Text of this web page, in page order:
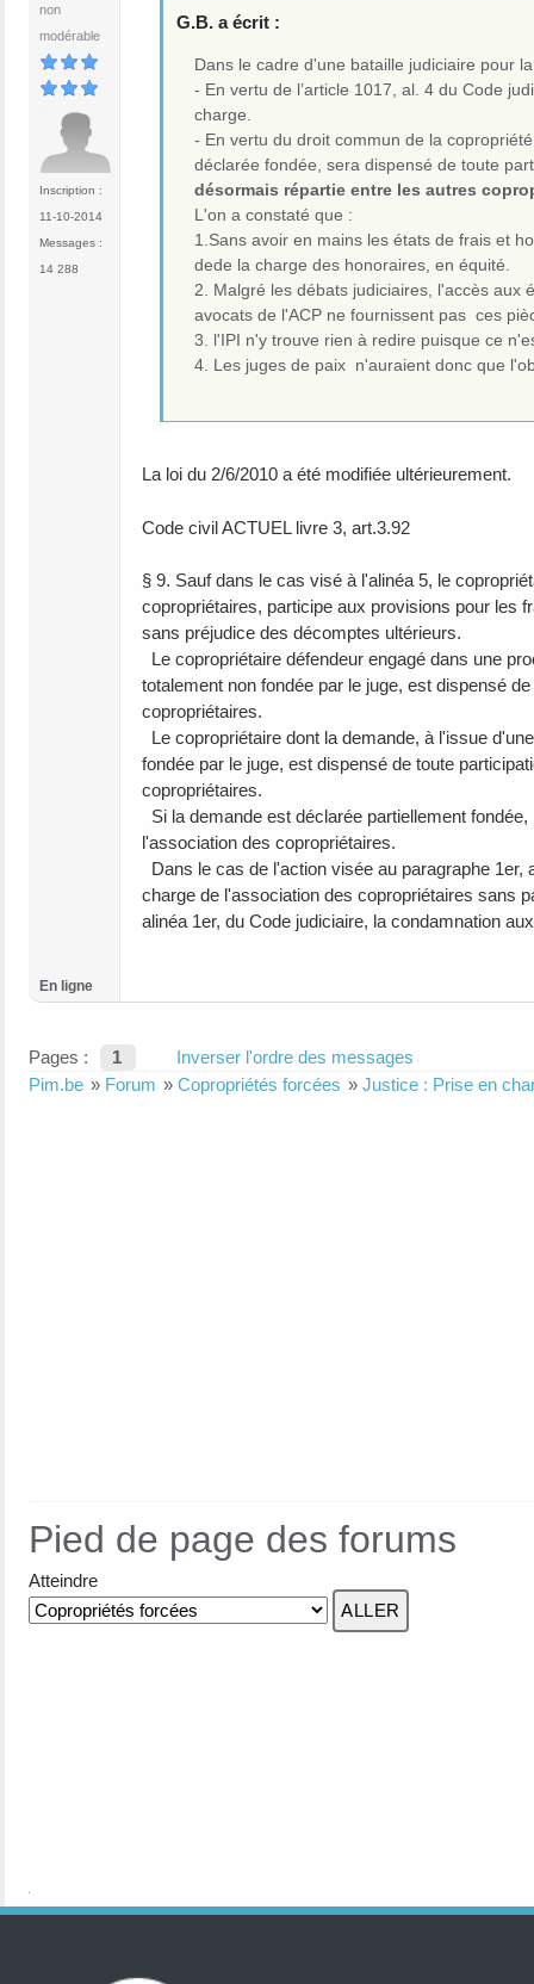
non
modérable
Inscription :
11-10-2014
Messages :
14 288
G.B. a écrit :
Dans le cadre d'une bataille judiciaire pour
- En vertu de l’article 1017, al. 4 du Code
charge.
- En vertu du droit commun de la
déclarée fondée, sera dispensé de toute
désormais répartie entre les autres
L'on a constaté que :
1.Sans avoir en mains les états de frais et
dede la charge des honoraires, en équité.
2. Malgré les débats judiciaires, l'accès aux
avocats de l'ACP ne fournissent pas ces
3. l'IPI n'y trouve rien à redire puisque ce
4. Les juges de paix n'auraient donc que
La loi du 2/6/2010 a été modifiée ultérieurement.
Code civil ACTUEL livre 3, art.3.92
§ 9. Sauf dans le cas visé à l'alinéa 5, le
copropriétaires, participe aux provisions pour les
sans préjudice des décomptes ultérieurs.
Le copropriétaire défendeur engagé dans une
totalement non fondée par le juge, est dispensé
copropriétaires.
Le copropriétaire dont la demande, à l'issue
fondée par le juge, est dispensé de toute
copropriétaires.
Si la demande est déclarée partiellement
l'association des copropriétaires.
Dans le cas de l'action visée au paragraphe
charge de l'association des copropriétaires sans
alinéa 1er, du Code judiciaire, la condamnation
En ligne
Pages : 1
Inverser l'ordre des messages
Pim.be » Forum » Copropriétés forcées » Justice : Prise en
Pied de page des forums
Atteindre